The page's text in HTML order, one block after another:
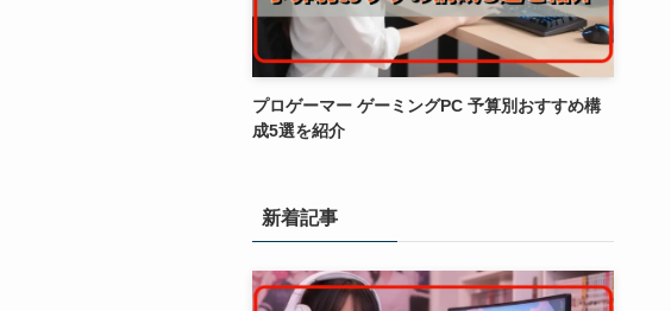
プロゲーマー ゲーミングPC 予算別おすすめ構
成5選を紹介
新着記事